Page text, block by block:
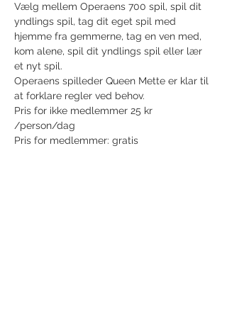
Vælg mellem Operaens 700 spil, spil dit
yndlings spil, tag dit eget spil med
hjemme fra gemmerne, tag en ven med,
kom alene, spil dit yndlings spil eller lær
et nyt spil.
Operaens spilleder Queen Mette er klar til
at forklare regler ved behov.
Pris for ikke medlemmer 25 kr
/person/dag
Pris for medlemmer: gratis